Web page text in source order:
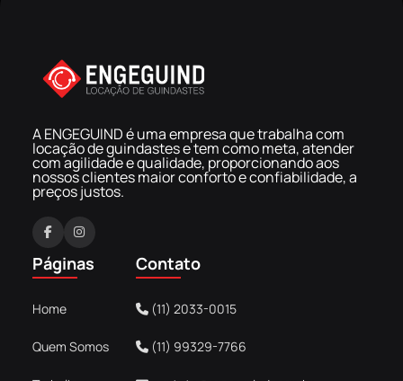
A ENGEGUIND é uma empresa que trabalha com
locação de guindastes e tem como meta, atender
com agilidade e qualidade, proporcionando aos
nossos clientes maior conforto e confiabilidade, a
preços justos.
F
a
c
b
I
n
Páginas
Home
Quem Somos
Contato
(11) 2033-0015
(11) 99329-7766